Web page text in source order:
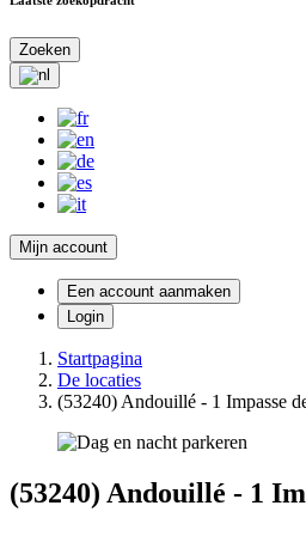
Zoeken
Mijn account
Een account aanmaken
Login
Startpagina
De locaties
(53240) Andouillé - 1 Impasse
(53240) Andouillé - 1